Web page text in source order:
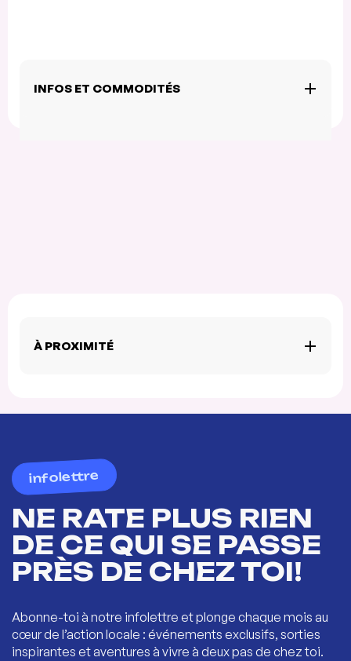
INFOS ET COMMODITÉS
À PROXIMITÉ
infolettre
NE RATE PLUS RIEN
DE CE QUI SE PASSE
PRÈS DE CHEZ TOI!
Abonne-toi à notre infolettre et plonge chaque mois au
cœur de l’action locale : événements exclusifs, sorties
inspirantes et aventures à vivre à deux pas de chez toi.